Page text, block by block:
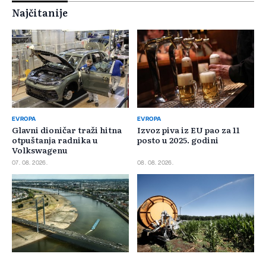
Najčitanije
EVROPA
Glavni dioničar traži hitna
otpuštanja radnika u
Volkswagenu
07. 08. 2026.
EVROPA
Izvoz piva iz EU pao za 11
posto u 2025. godini
08. 08. 2026.